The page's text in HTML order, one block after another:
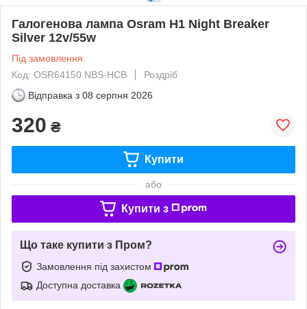
Галогенова лампа Osram H1 Night Breaker
Silver 12v/55w
Під замовлення
Код: OSR64150 NBS-HCB
Роздріб
Відправка з 08 серпня 2026
320 ₴
Купити
або
Купити з
Що таке купити з Пром?
Замовлення під захистом
Доступна доставка